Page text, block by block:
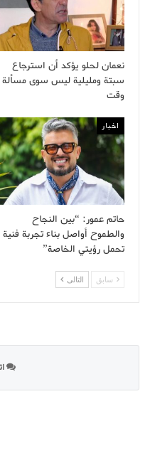
نعمان لحلو يؤكد أن استرجاع
سبتة ومليلية ليس سوى مسألة
وقت
اخبار
حاتم عمور: “بين النجاح
والطموح أواصل بناء تجربة فنية
تحمل رؤيتي الخاصة”
سابق التالى